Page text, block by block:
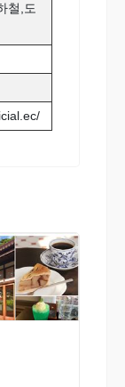
철,도